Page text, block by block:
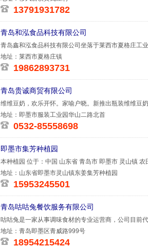
13791931782
青岛和泓食品科技有限公司
青岛鑫和泓食品科技有限公司坐落于莱西市夏格庄工
腌制粉等食
地址：莱西市夏格庄镇
19862893731
青岛贵诚商贸有限公司
维维豆奶，欢乐开怀。家喻户晓。新推出瓶装维维豆
添加剂
地址：即墨市服装工业园华山二路北首
0532-85558698
即墨市集芳种植园
本种植园 位于：中国 山东省 青岛市 即墨市 灵山镇
作
地址：山东省即墨市灵山镇东姜集芳种植园
15953245501
青岛咕咕兔餐饮服务有限公司
咕咕兔是一家从事调味食材的专业运营商，公司目前
格、贯中泉
地址：青岛即墨区青威路999号
18954215424